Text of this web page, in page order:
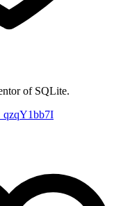
of SQLite.